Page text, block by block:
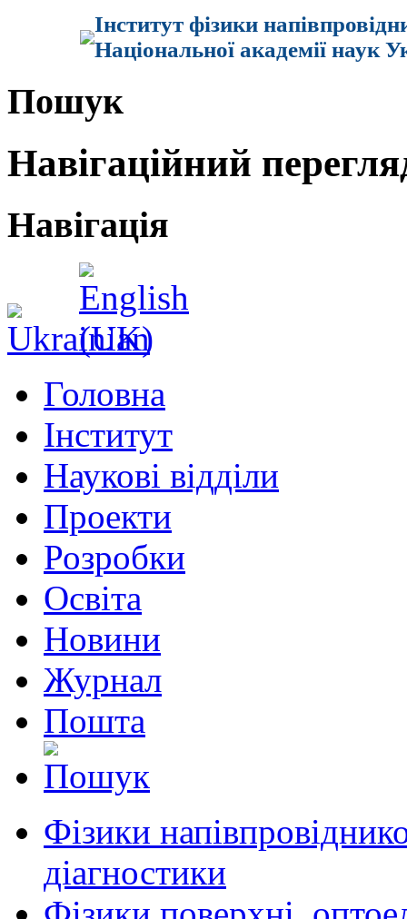
Інститут фізики
Національної академії наук
Пошук
Навігаційний
Навігація
Головна
Інститут
Наукові відділи
Проекти
Розробки
Освіта
Новини
Журнал
Пошта
Фізики
діагностики